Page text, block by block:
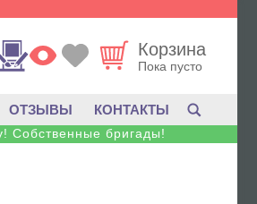
Корзина
Пока пусто
ОТЗЫВЫ КОНТАКТЫ
Собственные бригады!